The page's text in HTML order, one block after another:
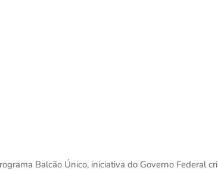
Balcão Único, iniciativa do Governo Federal